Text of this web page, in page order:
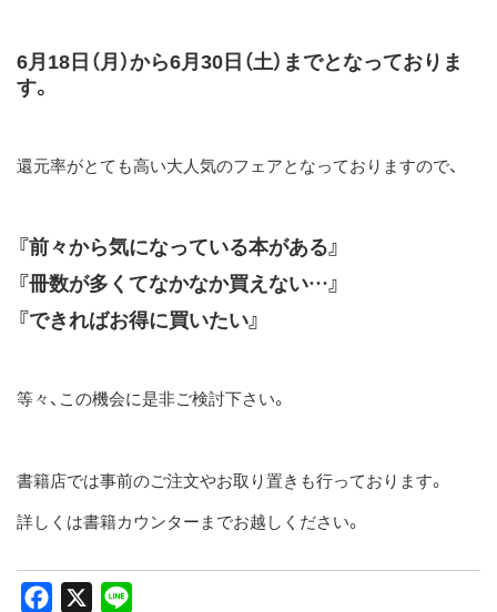
6月18日（月）から6月30日（土） までとなっておりま
す。
還元率がとても高い大人気のフェアとなっておりますので、
『前々から気になっている本がある』
『冊数が多くてなかなか買えない…』
『できればお得に買いたい』
等々、この機会に是非ご検討下さい。
書籍店では事前のご注文やお取り置きも行っております。
詳しくは書籍カウンターまでお越しください。
Facebook